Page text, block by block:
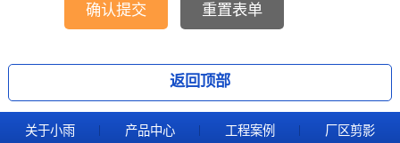
返回顶部
关于小雨 产品中心 工程案例
厂区剪影